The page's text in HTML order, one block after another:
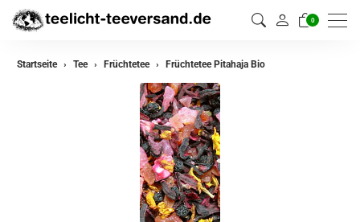
0
zurück
Startseite Tee Früchtetee Früchtetee Pitahaja Bio